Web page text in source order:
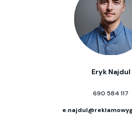
Eryk Najdul
690 584 117